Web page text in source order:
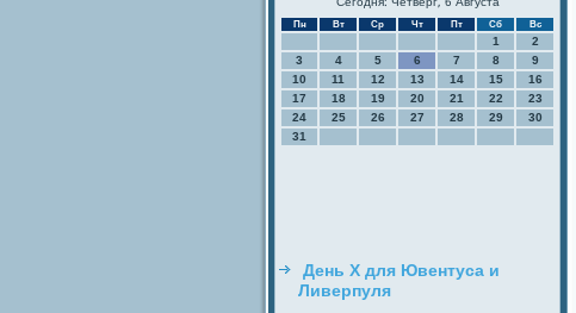
Пн Вт Ср Чт Пт Сб Вс
1
2
3
4 5 6 7 8
9
10
11 12 13 14 15
16
17
18 19 20 21 22
23
24
25 26 27 28 29
30
31
День Х для Ювентуса и
Ливерпуля